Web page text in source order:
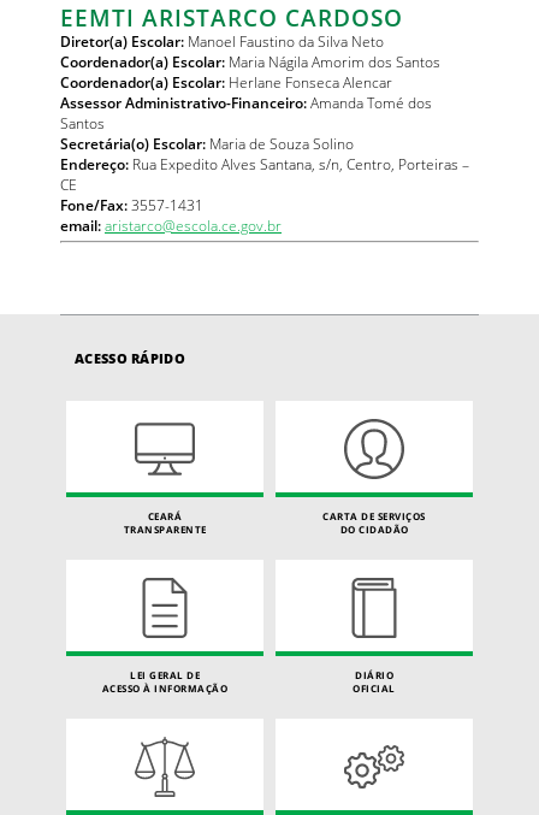
EEMTI ARISTARCO CARDOSO
Diretor(a) Escolar: Manoel Faustino da Silva Neto
Coordenador(a) Escolar: Maria Nágila Amorim dos Santos
Coordenador(a) Escolar: Herlane Fonseca Alencar
Assessor Administrativo-Financeiro:Amanda Tomé dos
Santos
Secretária(o) Escolar: Maria de Souza Solino
Endereço: Rua Expedito Alves Santana, s/n, Centro, Porteiras –
CE
Fone/Fax: 3557-1431
email:aristarco@escola.ce.gov.br
ACESSO RÁPIDO
CEARÁ
TRANSPARENTE
CARTA DE SERVIÇOS
DO CIDADÃO
LEI GERAL DE
ACESSO À INFORMAÇÃO
DIÁRIO
OFICIAL